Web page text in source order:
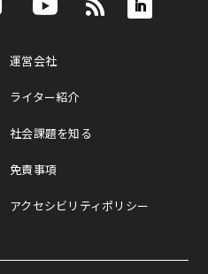
運営会社
ライター紹介
社会課題を知る
免責事項
アクセシビリティポリシー